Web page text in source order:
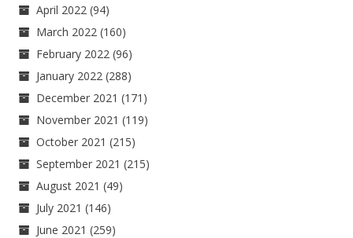
April 2022 (94)
March 2022 (160)
February 2022 (96)
January 2022 (288)
December 2021 (171)
November 2021 (119)
October 2021 (215)
September 2021 (215)
August 2021 (49)
July 2021 (146)
June 2021 (259)